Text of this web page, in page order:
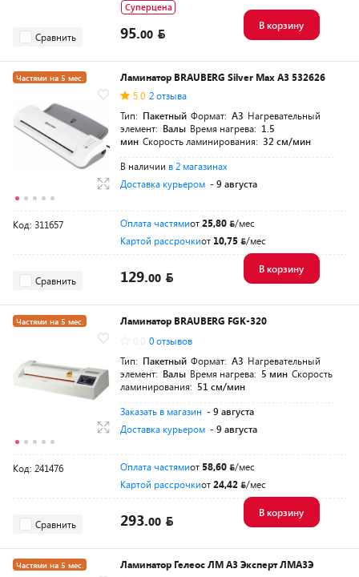
Сравнить
Суперцена
95.00
В корзину
Частями на 5 мес.
Ламинатор BRAUBERG Silver Max A3 532626
5.0 2 отзыва
Тип: Пакетный Формат: A3 Нагревательный
элемент: Валы Время нагрева: 1.5
мин Скорость ламинирования: 32 см/мин
В наличии в 2 магазинах
Доставка курьером - 9 августа
Код: 311657 Оплата частямиот25,80
/мес
Картой рассрочкиот 10,75 /мес
Сравнить 129.00
В корзину
Частями на 5 мес.
Ламинатор BRAUBERG FGK-320
0 отзывов
Тип: Пакетный Формат: A3 Нагревательный
элемент: Валы Время нагрева: 5 мин Скорость
ламинирования: 51 см/мин
Заказать в магазин - 9 августа
Доставка курьером - 9 августа
Код: 241476 Оплата частямиот 58,60
/мес
Картой рассрочкиот24,42 /мес
Сравнить 293.00
В корзину
Частями на 5 мес.
Ламинатор Гелеос ЛМ A3 Эксперт ЛМА3Э